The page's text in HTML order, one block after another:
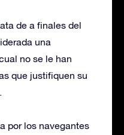
de a finales del
una
no se le han
que justifiquen su
por los navegantes